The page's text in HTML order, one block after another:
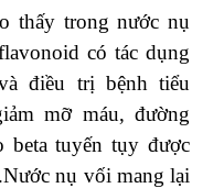
thấy trong nước nụ
có tác dụng
điều trị bệnh tiểu
mỡ máu, đường
beta tuyến tụy được
nụ vối mang lại